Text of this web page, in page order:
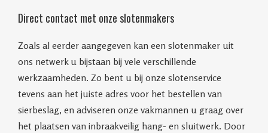
Direct contact met onze slotenmakers
Zoals al eerder aangegeven kan een slotenmaker uit
ons netwerk u bijstaan bij vele verschillende
werkzaamheden. Zo bent u bij onze slotenservice
tevens aan het juiste adres voor het bestellen van
sierbeslag, en adviseren onze vakmannen u graag over
het plaatsen van inbraakveilig hang- en sluitwerk. Door